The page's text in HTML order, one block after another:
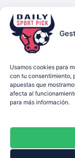
Usamos cookies para
con tu consentimiento,
apuestas que
afecta al
para más información.